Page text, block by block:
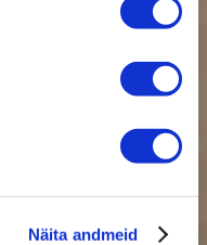
Näita andmeid
teket